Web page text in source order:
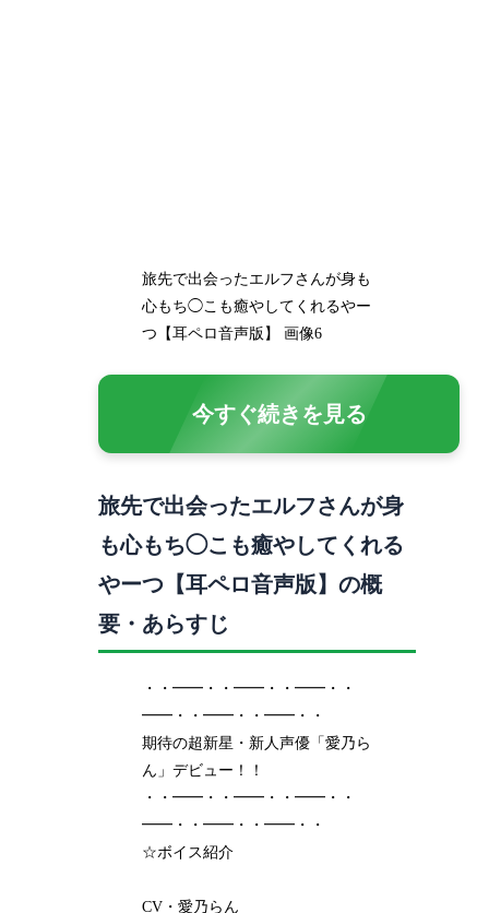
旅先で出会ったエルフさんが身も
心もち◯こも癒やしてくれるやー
つ【耳ペロ音声版】 画像6
今すぐ続きを見る
旅先で出会ったエルフさんが身
も心もち◯こも癒やしてくれる
やーつ【耳ペロ音声版】の概
要・あらすじ
・・━━・・━━・・━━・・
━━・・━━・・━━・・
期待の超新星・新人声優「愛乃ら
ん」デビュー！！
・・━━・・━━・・━━・・
━━・・━━・・━━・・
☆ボイス紹介
CV・愛乃らん